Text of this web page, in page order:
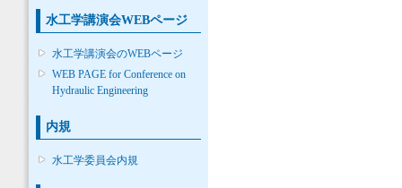
水工学講演会WEBページ
水工学講演会のWEBページ
WEB PAGE for Conference on
Hydraulic Engineering
内規
水工学委員会内規